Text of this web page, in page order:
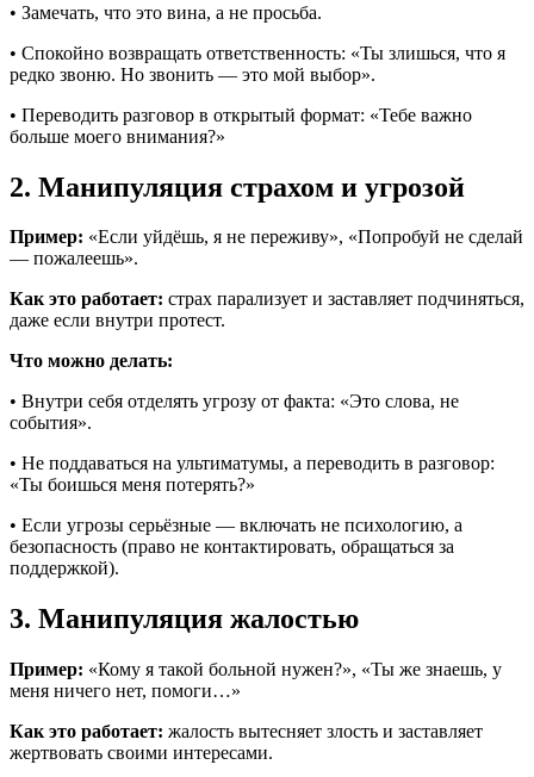
• Замечать, что это вина, а не просьба.
• Спокойно возвращать ответственность: «Ты злишься, что я
редко звоню. Но звонить — это мой выбор».
• Переводить разговор в открытый формат: «Тебе важно
больше моего внимания?»
2. Манипуляция страхом и угрозой
Пример: «Если уйдёшь, я не переживу», «Попробуй не сделай
— пожалеешь».
Как это работает: страх парализует и заставляет подчиняться,
даже если внутри протест.
Что можно делать:
• Внутри себя отделять угрозу от факта: «Это слова, не
события».
• Не поддаваться на ультиматумы, а переводить в разговор:
«Ты боишься меня потерять?»
• Если угрозы серьёзные — включать не психологию, а
безопасность (право не контактировать, обращаться за
поддержкой).
3. Манипуляция жалостью
Пример: «Кому я такой больной нужен?», «Ты же знаешь, у
меня ничего нет, помоги…»
Как это работает: жалость вытесняет злость и заставляет
жертвовать своими интересами.